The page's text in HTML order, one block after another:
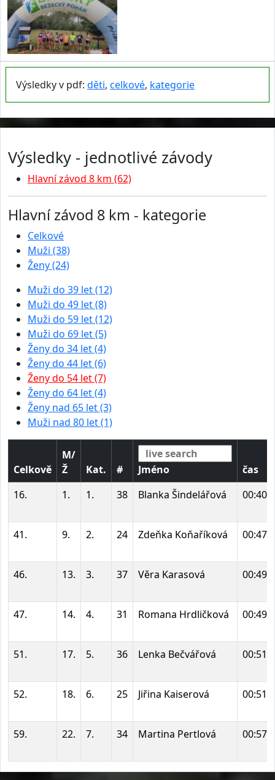
Výsledky v pdf: děti, celkové, kategorie
Výsledky - jednotlivé závody
Hlavní závod 8 km (62)
Hlavní závod 8 km - kategorie
Celkové
Muži (38)
Ženy (24)
Muži do 39 let (12)
Muži do 49 let (8)
Muži do 59 let (12)
Muži do 69 let (5)
Ženy do 34 let (4)
Ženy do 44 let (6)
Ženy do 54 let (7)
Ženy do 64 let (4)
Ženy nad 65 let (3)
Muži nad 80 let (1)
Celkově
M/
Ž
Kat. # Jméno
čas
16.
1. 1. 38 Blanka Šindelářová
41. 9. 2. 24 Zdeňka Koňaříková
46. 13. 3. 37 Věra Karasová
47. 14. 4. 31 Romana Hrdličková
51. 17. 5. 36 Lenka Bečvářová
52. 18. 6. 25 Jiřina Kaiserová
59. 22. 7. 34 Martina Pertlová